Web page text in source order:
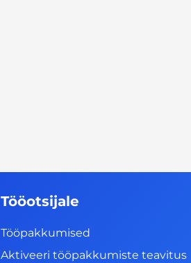
Tööotsijale
Tööpakkumised
Aktiveeri tööpakkumiste teavitus